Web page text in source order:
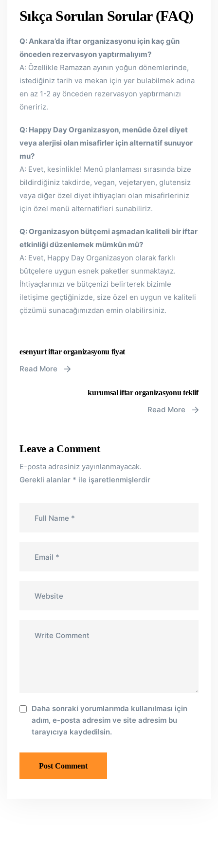
Sıkça Sorulan Sorular (FAQ)
Q: Ankara’da iftar organizasyonu için kaç gün
önceden rezervasyon yaptırmalıyım?
A: Özellikle Ramazan ayının yoğun dönemlerinde,
istediğiniz tarih ve mekan için yer bulabilmek adına
en az 1-2 ay önceden rezervasyon yaptırmanızı
öneririz.
Q: Happy Day Organizasyon, menüde özel diyet
veya alerjisi olan misafirler için alternatif sunuyor
mu?
A: Evet, kesinlikle! Menü planlaması sırasında bize
bildirdiğiniz takdirde, vegan, vejetaryen, glutensiz
veya diğer özel diyet ihtiyaçları olan misafirleriniz
için özel menü alternatifleri sunabiliriz.
Q: Organizasyon bütçemi aşmadan kaliteli bir iftar
etkinliği düzenlemek mümkün mü?
A: Evet, Happy Day Organizasyon olarak farklı
bütçelere uygun esnek paketler sunmaktayız.
İhtiyaçlarınızı ve bütçenizi belirterek bizimle
iletişime geçtiğinizde, size özel en uygun ve kaliteli
çözümü sunacağımızdan emin olabilirsiniz.
esenyurt iftar organizasyonu fiyat
Read More
kurumsal iftar organizasyonu teklif
Read More
Leave a Comment
E-posta adresiniz yayınlanmayacak.
Gerekli alanlar * ile işaretlenmişlerdir
Daha sonraki yorumlarımda kullanılması için
adım, e-posta adresim ve site adresim bu
tarayıcıya kaydedilsin.